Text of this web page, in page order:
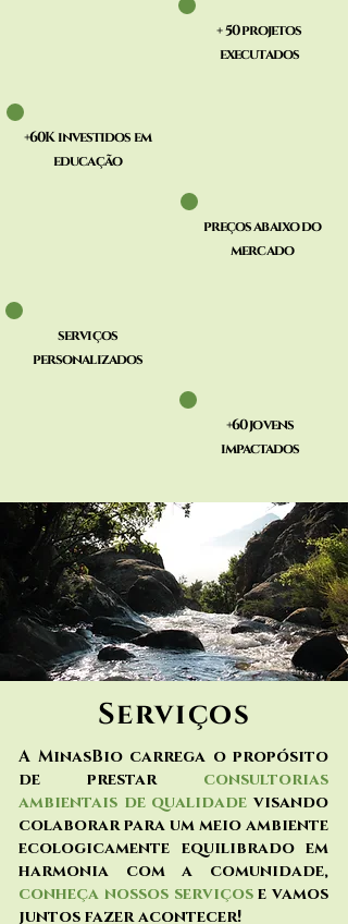
+ 50 projetos
executados
+60K investidos em
educação
preços abaixo do
mercado
serviços
personalizados
+60 jovens
impactados
Serviços
A MinasBio carrega o propósito
de prestar consultorias
ambientais de qualidade visando
colaborar para um meio ambiente
ecologicamente equilibrado em
harmonia com a comunidade,
conheça nossos serviçose vamos
juntos fazer acontecer!